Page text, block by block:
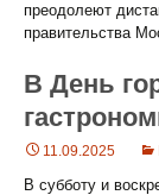
преодолеют
правительства
В День
11.09.2025
В субботу и